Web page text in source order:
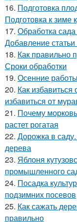
16. Подготовка
Подготовка к зиме
17. Обработка
Добавление
18. Как правильно
Сроки обработки
19. Осенние
20. Как
избавиться от
21. Почему
растет рогатая
22. Дорожка в
дерева
23. Яблоня
промышленного
24. Посадка
подзимних посевов
25. Как сажать
правильно